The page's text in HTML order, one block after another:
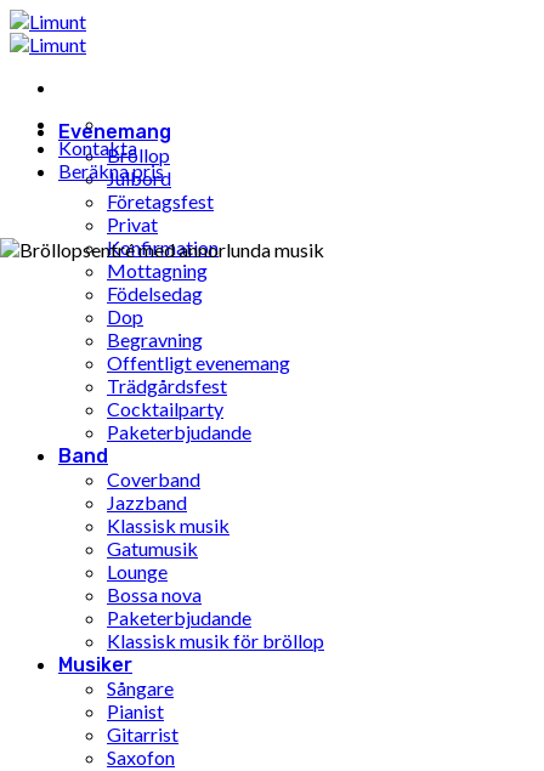
Hoppa
till
Evenemang
Bröllop
Julbord
Företagsfest
Privat
Konfirmation
Mottagning
Födelsedag
Dop
Begravning
Offentligt evenemang
Trädgårdsfest
Cocktailparty
Paketerbjudande
Band
Coverband
Jazzband
Klassisk musik
Gatumusik
Lounge
Bossa nova
Paketerbjudande
Klassisk musik för bröllop
Musiker
Sångare
Pianist
Gitarrist
Saxofon
Kontakta
Beräkna pris